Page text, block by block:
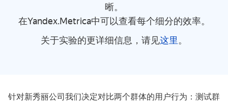
晰。
在Yandex.Metrica中可以查看每个细分的效率。
关于实验的更详细信息，请见这里。
针对新秀丽公司我们决定对比两个群体的用户行为：测试群